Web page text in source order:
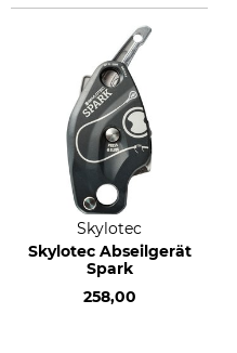
Skylotec
Skylotec Abseilgerät
Spark
258,00